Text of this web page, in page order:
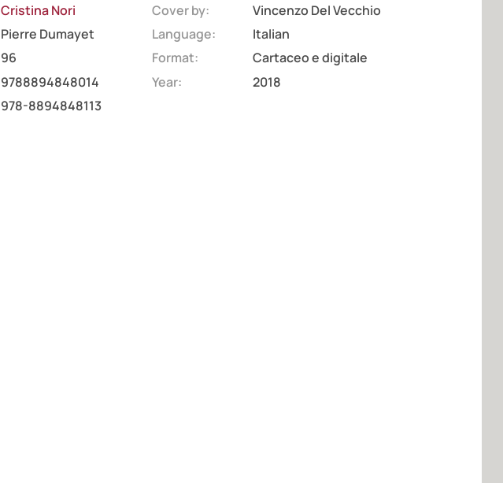
Cristina Nori
Pierre Dumayet
96
9788894848014
978-8894848113
Cover by:
Vincenzo Del Vecchio
Language:
Italian
Format:
Cartaceo e digitale
Year:
2018